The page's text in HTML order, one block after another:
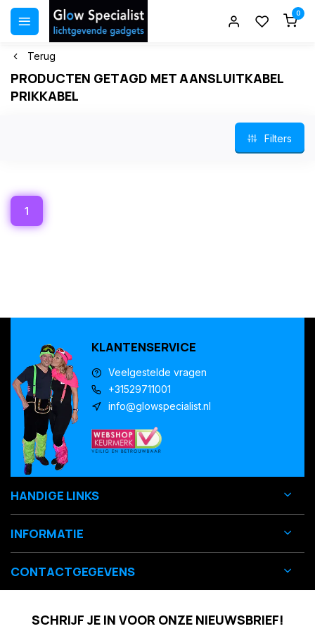
0
Terug
PRODUCTEN GETAGD MET AANSLUITKABEL
PRIKKABEL
Filters
1
KLANTENSERVICE
Veelgestelde vragen
+31529711001
info@glowspecialist.nl
HANDIGE LINKS
INFORMATIE
CONTACTGEGEVENS
SCHRIJF JE IN VOOR ONZE NIEUWSBRIEF!